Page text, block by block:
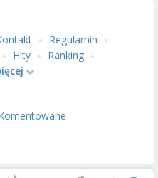
Regulamin
Hity
Ranking